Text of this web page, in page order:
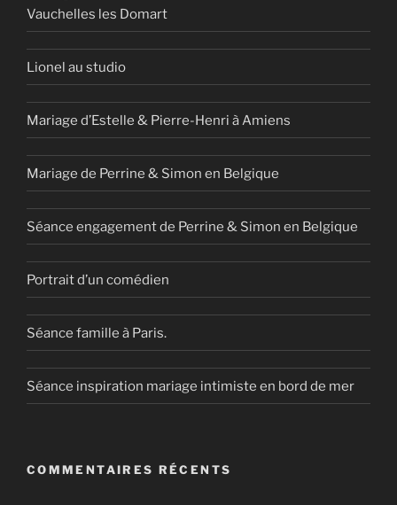
Vauchelles les Domart
Lionel au studio
Mariage d’Estelle & Pierre-Henri à Amiens
Mariage de Perrine & Simon en Belgique
Séance engagement de Perrine & Simon en Belgique
Portrait d’un comédien
Séance famille à Paris.
Séance inspiration mariage intimiste en bord de mer
COMMENTAIRES RÉCENTS